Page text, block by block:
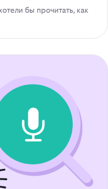
бы прочитать, как